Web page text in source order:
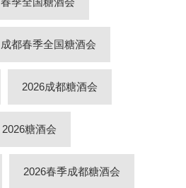
成都春季全国糖酒会
2026成都糖酒会
2026糖酒会
2026春季成都糖酒会